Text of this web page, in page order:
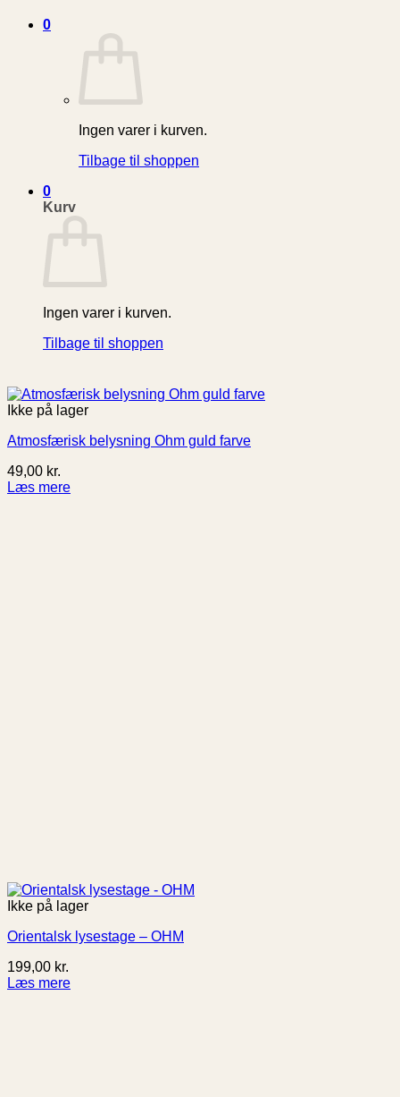
0
Ingen varer i kurven.
Tilbage til shoppen
0
Kurv
Ingen varer i kurven.
Tilbage til shoppen
Ikke på lager
Atmosfærisk belysning Ohm guld farve
49,00 kr.
Læs mere
Ikke på lager
Orientalsk lysestage – OHM
199,00 kr.
Læs mere